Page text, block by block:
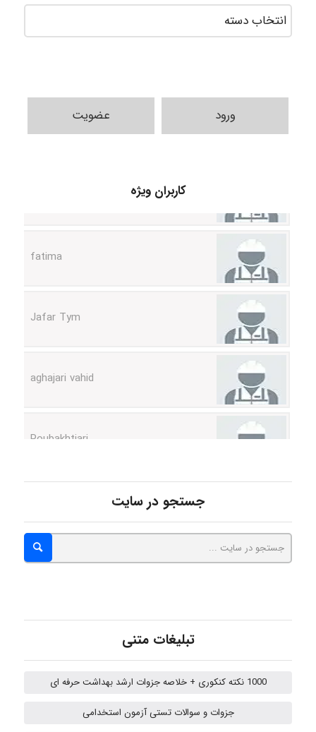
ورود عضویت
کاربران ویژه
hosein abdolvand
جستجو در سایت
تبلیغات متنی
1000 نکته کنکوری + خلاصه جزوات ارشد بهداشت حرفه ای
جزوات و سوالات تستی آزمون استخدامی